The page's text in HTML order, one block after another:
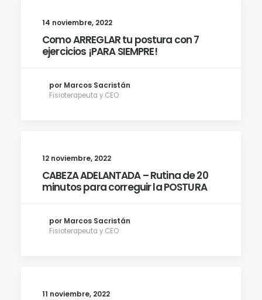
14 noviembre, 2022
Como ARREGLAR tu postura con 7
ejercicios ¡PARA SIEMPRE!
por Marcos Sacristán
Fisioterapeuta y CEO
12 noviembre, 2022
CABEZA ADELANTADA – Rutina de 20
minutos para correguir la POSTURA
por Marcos Sacristán
Fisioterapeuta y CEO
11 noviembre, 2022